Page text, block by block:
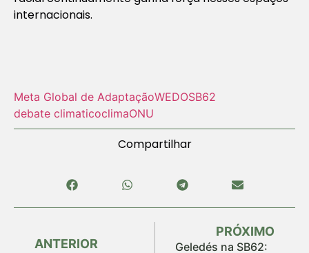
internacionais.
Meta Global de AdaptaçãoWEDOSB62
debate climaticoclimaONU
Compartilhar
ANTERIOR
PRÓXIMO
Geledés na SB62: